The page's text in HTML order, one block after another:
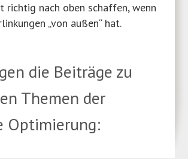
richtig nach oben schaffen, wenn
„von außen“ hat.
die Beiträge zu
Themen der
Optimierung: